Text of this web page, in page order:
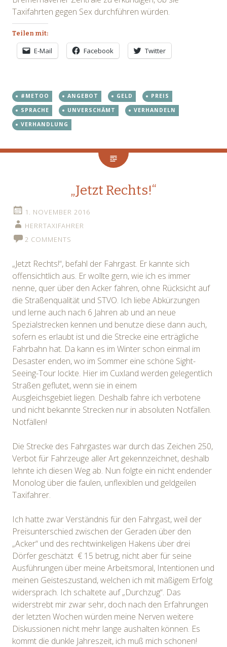
Taxifahrten gegen Sex durchführen würden.
Teilen mit:
E-Mail Facebook Twitter
#METOO ANGEBOT GELD
PREIS
SPRACHE
UNVERSCHÄMT
VERHANDELN
VERHANDLUNG
„Jetzt Rechts!“
1. NOVEMBER 2016
HERRTAXIFAHRER
2 COMMENTS
„Jetzt Rechts!“, befahl der Fahrgast. Er kannte sich
offensichtlich aus. Er wollte gern, wie ich es immer
nenne, quer über den Acker fahren, ohne Rücksicht auf
die Straßenqualität und STVO. Ich liebe Abkürzungen
und lerne auch nach 6 Jahren ab und an neue
Spezialstrecken kennen und benutze diese dann auch,
sofern es erlaubt ist und die Strecke eine erträgliche
Fahrbahn hat. Da kann es im Winter schon einmal im
Desaster enden, wo im Sommer eine schöne Sight-
Seeing-Tour lockte. Hier im Cuxland werden gelegentlich
Straßen geflutet, wenn sie in einem
Ausgleichsgebiet liegen. Deshalb fahre ich verbotene
und nicht bekannte Strecken nur in absoluten Notfällen.
Notfällen!
Die Strecke des Fahrgastes war durch das Zeichen 250,
Verbot für Fahrzeuge aller Art gekennzeichnet, deshalb
lehnte ich diesen Weg ab. Nun folgte ein nicht endender
Monolog über die faulen, unflexiblen und geldgeilen
Taxifahrer.
Ich hatte zwar Verständnis für den Fahrgast, weil der
Preisunterschied zwischen der Geraden über den
„Acker“ und des rechtwinkeligen Hakens über drei
Dörfer geschätzt € 15 betrug, nicht aber für seine
Ausführungen über meine Arbeitsmoral, Intentionen und
meinen Geisteszustand, welchen ich mit mäßigem Erfolg
widersprach. Ich schaltete auf „Durchzug“. Das
widerstrebt mir zwar sehr, doch nach den Erfahrungen
der letzten Wochen würden meine Nerven weitere
Diskussionen nicht mehr lange aushalten können. Es
kommt die dunkle Jahreszeit, ich muß mich schonen!